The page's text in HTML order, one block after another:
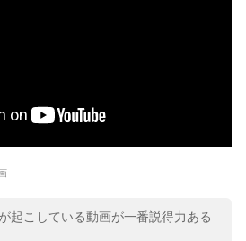
起こしている動画が一番説得力ある